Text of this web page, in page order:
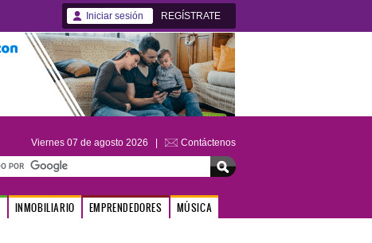
Iniciar sesión REGÍSTRATE
Viernes 07 de agosto 2026 | Contáctenos
INMOBILIARIO EMPRENDEDORES MÚSICA